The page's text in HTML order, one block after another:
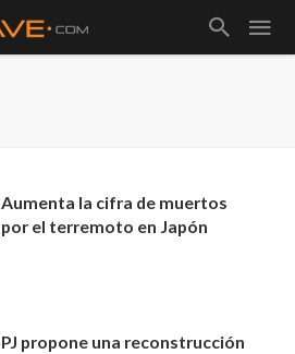
Aumenta la cifra de muertos
por el terremoto en Japón
PJ propone una reconstrucción